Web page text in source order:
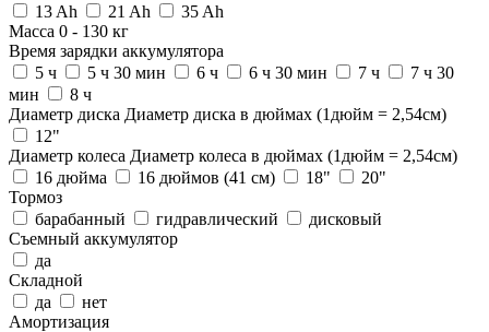
13 Ah
21 Ah
35 Ah
Масса 0 - 130 кг
Время зарядки аккумулятора
5 ч
5 ч 30 мин 6 ч 6 ч 30 мин 7 ч
7 ч 30
мин
8 ч
Диаметр диска Диаметр диска в дюймах (1дюйм = 2,54см)
12"
Диаметр колеса Диаметр колеса в дюймах (1дюйм = 2,54см)
16 дюйма
16 дюймов (41 см) 18"
20"
Тормоз
барабанный
гидравлический
дисковый
Съемный аккумулятор
да
Складной
да
нет
Амортизация